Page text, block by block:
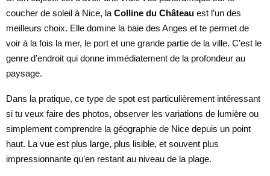
coucher de soleil à Nice, la Colline du Château est l’un des
meilleurs choix. Elle domine la baie des Anges et te permet de
voir à la fois la mer, le port et une grande partie de la ville. C’est le
genre d’endroit qui donne immédiatement de la profondeur au
paysage.
Dans la pratique, ce type de spot est particulièrement intéressant
si tu veux faire des photos, observer les variations de lumière ou
simplement comprendre la géographie de Nice depuis un point
haut. La vue est plus large, plus lisible, et souvent plus
impressionnante qu’en restant au niveau de la plage.